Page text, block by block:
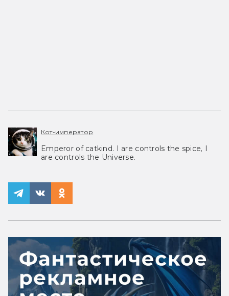
Кот-император
Emperor of catkind. I are controls the spice, I
are controls the Universe.